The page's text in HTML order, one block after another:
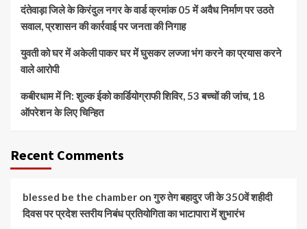
दंतेवाड़ा जिले के किरंदुल नगर के वार्ड क्रमांक 05 में अवैध निर्माण पर उठते
सवाल, प्रशासन की कार्रवाई पर जनता की निगाह
युवती को घर में अकेली पाकर घर में घुसकर लज्जा भंग करने का प्रयास करने
वाले आरोपी
कबीरधाम में नि: शुल्क ईको कार्डियोग्राफी शिविर, 53 बच्चों की जांच, 18
ऑपरेशन के लिए चिन्हित
Recent Comments
blessed be the chamber onगुरु तेग बहादुर जी के 350वें शहीदी
दिवस पर प्रदेश स्तरीय निबंध प्रतियोगिता का भाटापारा में शुभारंभ